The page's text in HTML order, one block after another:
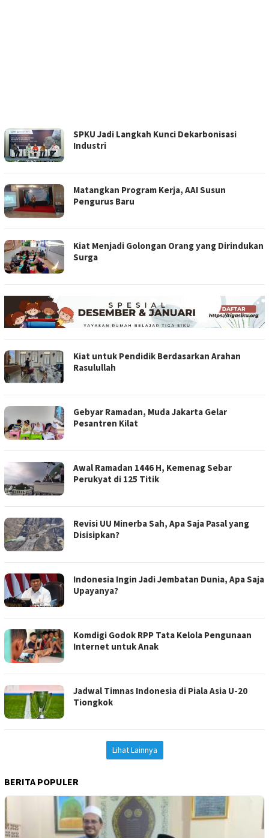
RAMBU
KOTA
SPKU Jadi Langkah Kunci Dekarbonisasi
Industri
Matangkan Program Kerja, AAI Susun
Pengurus Baru
Kiat Menjadi Golongan Orang yang Dirindukan
Surga
Kiat untuk Pendidik Berdasarkan Arahan
Rasulullah
Gebyar Ramadan, Muda Jakarta Gelar
Pesantren Kilat
Awal Ramadan 1446 H, Kemenag Sebar
Perukyat di 125 Titik
Revisi UU Minerba Sah, Apa Saja Pasal yang
Disisipkan?
Indonesia Ingin Jadi Jembatan Dunia, Apa Saja
Upayanya?
Komdigi Godok RPP Tata Kelola Pengunaan
Internet untuk Anak
Jadwal Timnas Indonesia di Piala Asia U-20
Tiongkok
Lihat Lainnya
BERITA POPULER